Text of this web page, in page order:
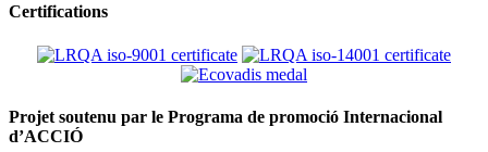
Certifications
Projet soutenu par le Programa de promoció Internacional
d’ACCIÓ